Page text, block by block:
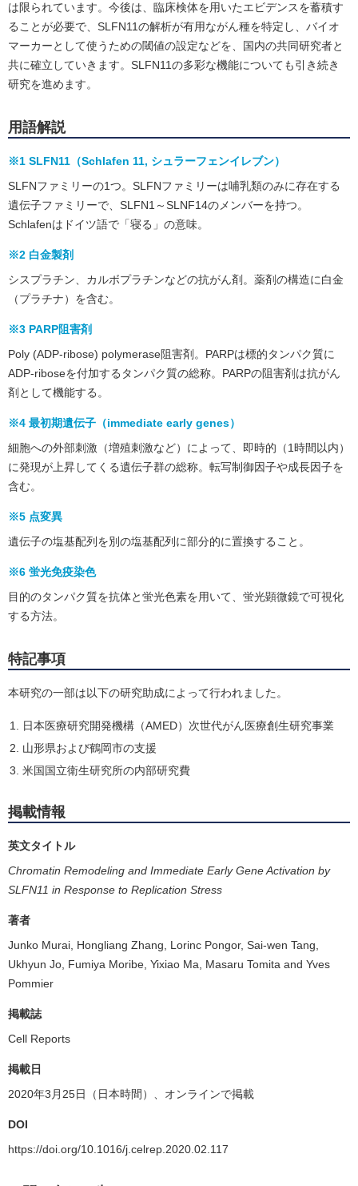
は限られています。今後は、臨床検体を用いたエビデンスを蓄積す
ることが必要で、SLFN11の解析が有用ながん種を特定し、バイオ
マーカーとして使うための閾値の設定などを、国内の共同研究者と
共に確立していきます。SLFN11の多彩な機能についても引き続き
研究を進めます。
用語解説
※1 SLFN11（Schlafen 11, シュラーフェンイレブン）
SLFNファミリーの1つ。SLFNファミリーは哺乳類のみに存在する
遺伝子ファミリーで、SLFN1～SLNF14のメンバーを持つ。
Schlafenはドイツ語で「寝る」の意味。
※2 白金製剤
シスプラチン、カルボプラチンなどの抗がん剤。薬剤の構造に白金
（プラチナ）を含む。
※3 PARP阻害剤
Poly (ADP-ribose) polymerase阻害剤。PARPは標的タンパク質に
ADP-riboseを付加するタンパク質の総称。PARPの阻害剤は抗がん
剤として機能する。
※4 最初期遺伝子（immediate early genes）
細胞への外部刺激（増殖刺激など）によって、即時的（1時間以内）
に発現が上昇してくる遺伝子群の総称。転写制御因子や成長因子を
含む。
※5 点変異
遺伝子の塩基配列を別の塩基配列に部分的に置換すること。
※6 蛍光免疫染色
目的のタンパク質を抗体と蛍光色素を用いて、蛍光顕微鏡で可視化
する方法。
特記事項
本研究の一部は以下の研究助成によって行われました。
日本医療研究開発機構（AMED）次世代がん医療創生研究事業
山形県および鶴岡市の支援
米国国立衛生研究所の内部研究費
掲載情報
英文タイトル
Chromatin Remodeling and Immediate Early Gene Activation by
SLFN11 in Response to Replication Stress
著者
Junko Murai, Hongliang Zhang, Lorinc Pongor, Sai-wen Tang,
Ukhyun Jo, Fumiya Moribe, Yixiao Ma, Masaru Tomita and Yves
Pommier
掲載誌
Cell Reports
掲載日
2020年3月25日（日本時間）、オンラインで掲載
DOI
https://doi.org/10.1016/j.celrep.2020.02.117